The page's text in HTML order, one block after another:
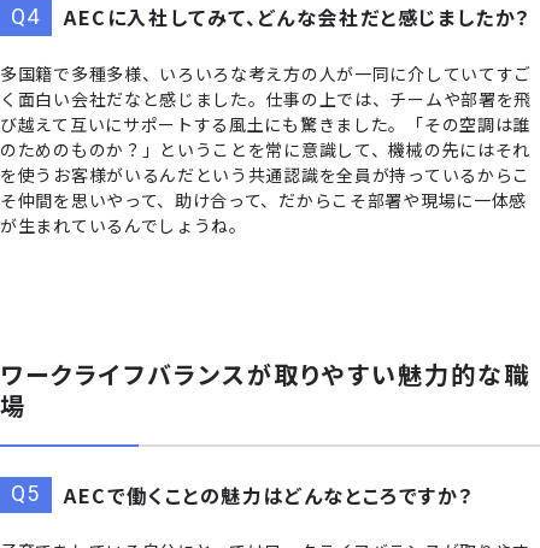
AECに入社してみて、どんな会社だと感じましたか？
多国籍で多種多様、いろいろな考え方の人が一同に介していてすご
く面白い会社だなと感じました。仕事の上では、チームや部署を飛
び越えて互いにサポートする風土にも驚きました。「その空調は誰
のためのものか？」ということを常に意識して、機械の先にはそれ
を使うお客様がいるんだという共通認識を全員が持っているからこ
そ仲間を思いやって、助け合って、だからこそ部署や現場に一体感
が生まれているんでしょうね。
ワークライフバランスが取りやすい魅力的な職
場
AECで働くことの魅力はどんなところですか？